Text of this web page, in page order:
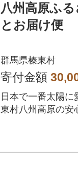
八州高原ふ
とお届け便
群馬県榛東村
寄付金額
日本で一番太陽に
東村八州高原の安